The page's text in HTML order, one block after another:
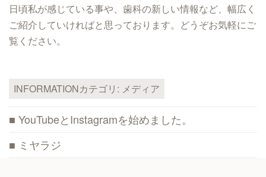
日頃私が感じている事や、歯科の新しい情報など、幅広く
ご紹介していければと思っております。どうぞお気軽にご
覧ください。
INFORMATIONカテゴリ: メディア
YouTubeとInstagramを始めました。
ミヤラジ